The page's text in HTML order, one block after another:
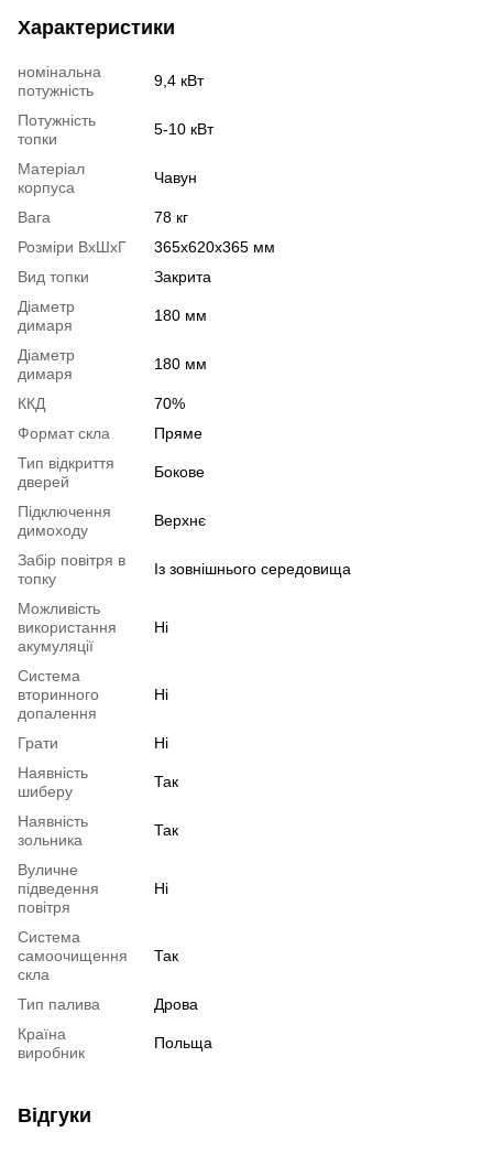
Характеристики
номінальна
потужність
9,4 кВт
Потужність
топки
5-10 кВт
Матеріал
корпуса
Чавун
Вага
78 кг
Розміри ВхШхГ
365x620x365 мм
Вид топки
Закрита
Діаметр
димаря
180 мм
Діаметр
димаря
180 мм
ККД
70%
Формат скла
Пряме
Тип відкриття
дверей
Бокове
Підключення
димоходу
Верхнє
Забір повітря в
топку
Із зовнішнього середовища
Можливість
використання
акумуляції
Ні
Система
вторинного
допалення
Ні
Грати
Ні
Наявність
шиберу
Так
Наявність
зольника
Так
Вуличне
підведення
повітря
Ні
Система
самоочищення
скла
Так
Тип палива
Дрова
Країна
виробник
Польща
Відгуки